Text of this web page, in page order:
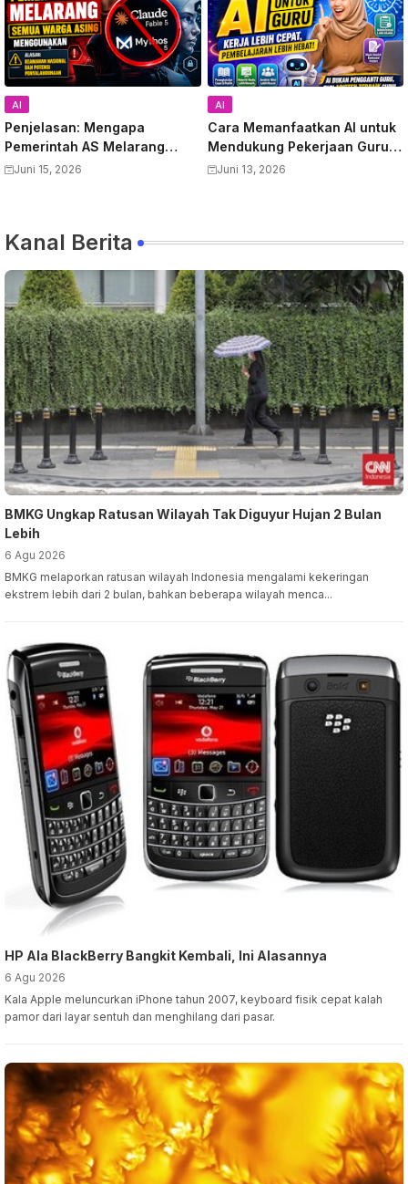
AI
Penjelasan: Mengapa
Pemerintah AS Melarang
Semua Warga Asing
Juni 15, 2026
AI
Cara Memanfaatkan AI untuk
Mendukung Pekerjaan Guru:
Panduan Lengkap
Juni 13, 2026
Kanal Berita
BMKG Ungkap Ratusan Wilayah Tak Diguyur Hujan 2 Bulan
Lebih
6 Agu 2026
BMKG melaporkan ratusan wilayah Indonesia mengalami kekeringan
ekstrem lebih dari 2 bulan, bahkan beberapa wilayah menca...
HP Ala BlackBerry Bangkit Kembali, Ini Alasannya
6 Agu 2026
Kala Apple meluncurkan iPhone tahun 2007, keyboard fisik cepat kalah
pamor dari layar sentuh dan menghilang dari pasar.